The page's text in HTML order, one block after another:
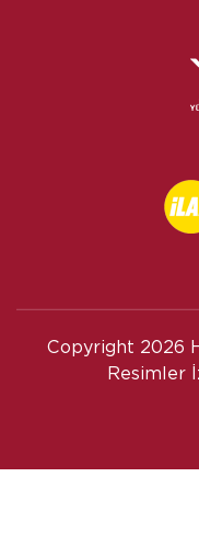
Copyright 2026
Resimler